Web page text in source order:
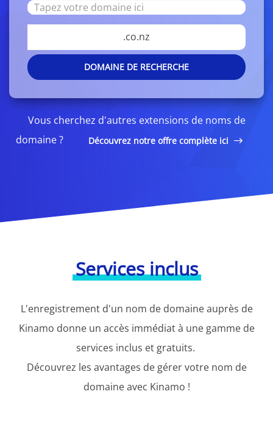
.co.nz
DOMAINE DE RECHERCHE
Vous cherchez d'autres extensions de noms de
domaine ?
Découvrez notre offre complète ici
Services inclus
L'enregistrement d'un nom de domaine auprès de
Kinamo donne un accès immédiat à une gamme de
services inclus et gratuits.
Découvrez les avantages de gérer votre nom de
domaine avec Kinamo !